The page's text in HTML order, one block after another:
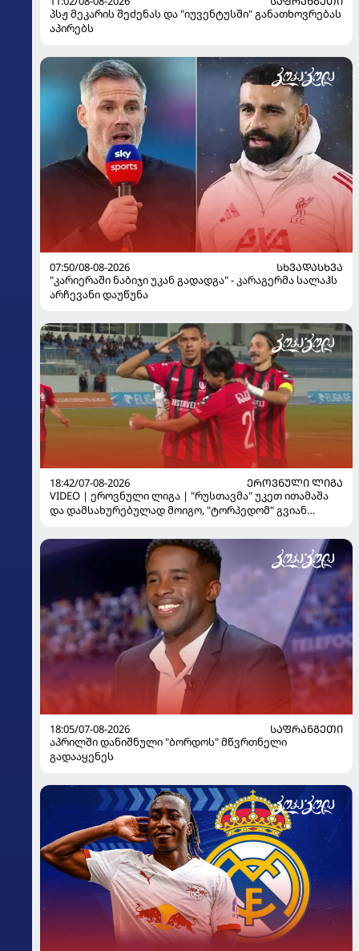
პსჟ მეკარის შეძენას და "იუვენტუსში" განათხოვრებას
აპირებს
07:50/08-08-2026
ᲡᲮᲕᲐᲓᲐᲡᲮᲕᲐ
"კარიერაში ნაბიჯი უკან გადადგა" - კარაგერმა სალაჰს
არჩევანი დაუწუნა
18:42/07-08-2026
ᲔᲠᲝᲕᲜᲣᲚᲘ ᲚᲘᲒᲐ
VIDEO | ეროვნული ლიგა | "რუსთავმა" უკეთ ითამაშა
და დამსახურებულად მოიგო, "ტორპედომ" გვიან
18:05/07-08-2026
ᲡᲐᲤᲠᲐᲜᲒᲔᲗᲘ
აპრილში დანიშნული "ბორდოს" მწვრთნელი
გადააყენეს